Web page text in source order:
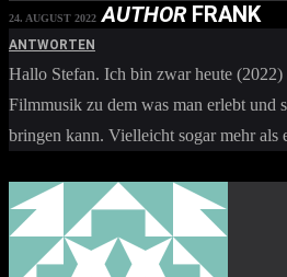
24. AUGUST 2022 AUTHORFRANK
ANTWORTEN
Hallo Stefan. Ich bin zwar heute
Filmmusik zu dem was man erlebt und
bringen kann. Vielleicht sogar mehr